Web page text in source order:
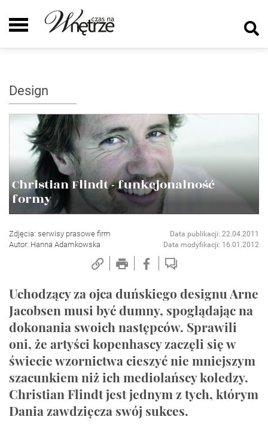
Design
Christian Flindt - funkcjonalność
formy
Zdjęcia: serwisy prasowe firm
Autor: Hanna Adamkowska
Data publikacji: 22.04.2011
Data modyfikacji: 16.01.2012
Uchodzący za ojca duńskiego designu Arne
Jacobsen musi być dumny, spoglądając na
dokonania swoich następców. Sprawili
oni, że artyści kopenhascy zaczęli się w
świecie wzornictwa cieszyć nie mniejszym
szacunkiem niż ich mediolańscy koledzy.
Christian Flindt jest jednym z tych, którym
Dania zawdzięcza swój sukces.